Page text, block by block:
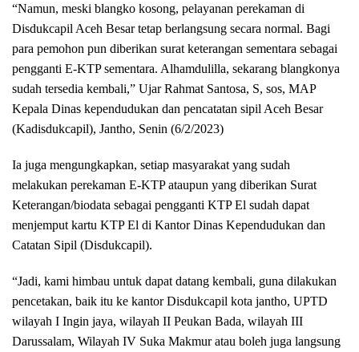
“Namun, meski blangko kosong, pelayanan perekaman di
Disdukcapil Aceh Besar tetap berlangsung secara normal. Bagi
para pemohon pun diberikan surat keterangan sementara sebagai
pengganti E-KTP sementara. Alhamdulilla, sekarang blangkonya
sudah tersedia kembali,” Ujar Rahmat Santosa, S, sos, MAP
Kepala Dinas kependudukan dan pencatatan sipil Aceh Besar
(Kadisdukcapil), Jantho, Senin (6/2/2023)
Ia juga mengungkapkan, setiap masyarakat yang sudah
melakukan perekaman E-KTP ataupun yang diberikan Surat
Keterangan/biodata sebagai pengganti KTP El sudah dapat
menjemput kartu KTP El di Kantor Dinas Kependudukan dan
Catatan Sipil (Disdukcapil).
“Jadi, kami himbau untuk dapat datang kembali, guna dilakukan
pencetakan, baik itu ke kantor Disdukcapil kota jantho, UPTD
wilayah I Ingin jaya, wilayah II Peukan Bada, wilayah III
Darussalam, Wilayah IV Suka Makmur atau boleh juga langsung